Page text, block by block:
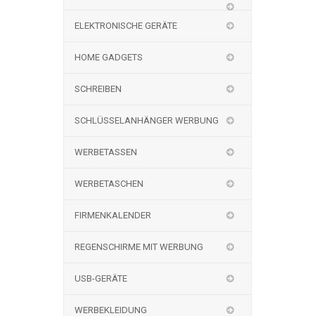
ELEKTRONISCHE GERÄTE
HOME GADGETS
SCHREIBEN
SCHLÜSSELANHÄNGER WERBUNG
WERBETASSEN
WERBETASCHEN
FIRMENKALENDER
REGENSCHIRME MIT WERBUNG
USB-GERÄTE
WERBEKLEIDUNG